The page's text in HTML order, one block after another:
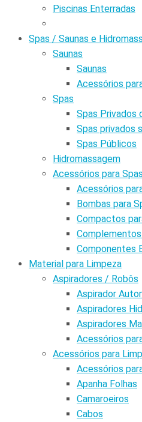
Piscinas Enterradas
Spas / Saunas e
Saunas
Saunas
Acessórios
Spas
Spas Privados
Spas privados
Spas Públicos
Hidromassagem
Acessórios para Spas
Acessórios
Bombas para
Compactos
Componentes
Material para Limpeza
Aspiradores / Robôs
Aspirador
Aspiradores
Aspiradores
Acessórios
Acessórios para
Acessórios
Apanha Folhas
Camaroeiros
Cabos